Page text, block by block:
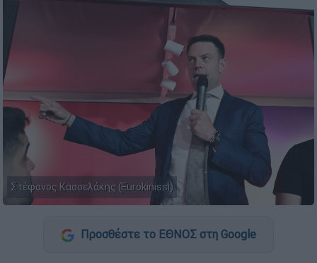
Στέφανος Κασσελάκης (Eurokinissi)
Προσθέστε το ΕΘΝΟΣ στη Google